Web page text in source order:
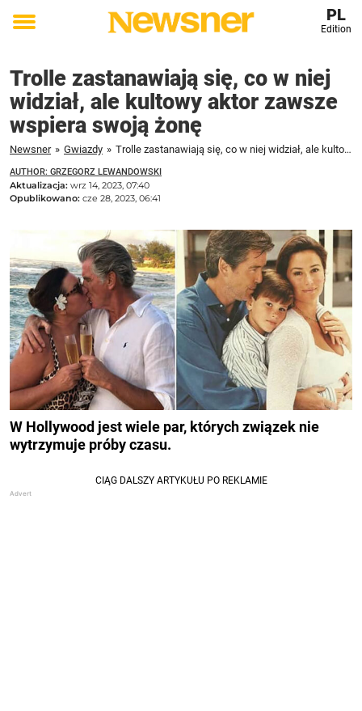
Toggle
PL
Edition
Trolle zastanawiają się, co w niej
widział, ale kultowy aktor zawsze
wspiera swoją żonę
Newsner » Gwiazdy » Trolle zastanawiają się, co w niej widział, ale kultowy aktor zawsze wspiera swoją żonę
AUTHOR: GRZEGORZ LEWANDOWSKI
Aktualizacja: wrz 14, 2023, 07:40
Opublikowano: cze 28, 2023, 06:41
W Hollywood jest wiele par, których związek nie
wytrzymuje próby czasu.